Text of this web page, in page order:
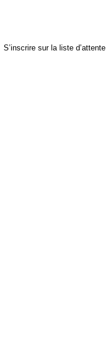
S’inscrire sur la liste d’attente